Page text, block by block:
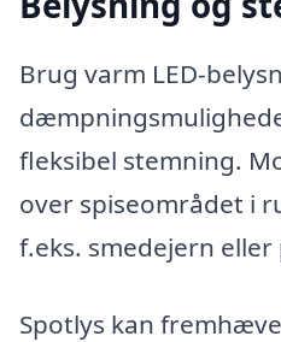
Brug varm LED-
fleksibel stemning.
over spiseområdet i
f.eks. smedejern
Spotlys kan